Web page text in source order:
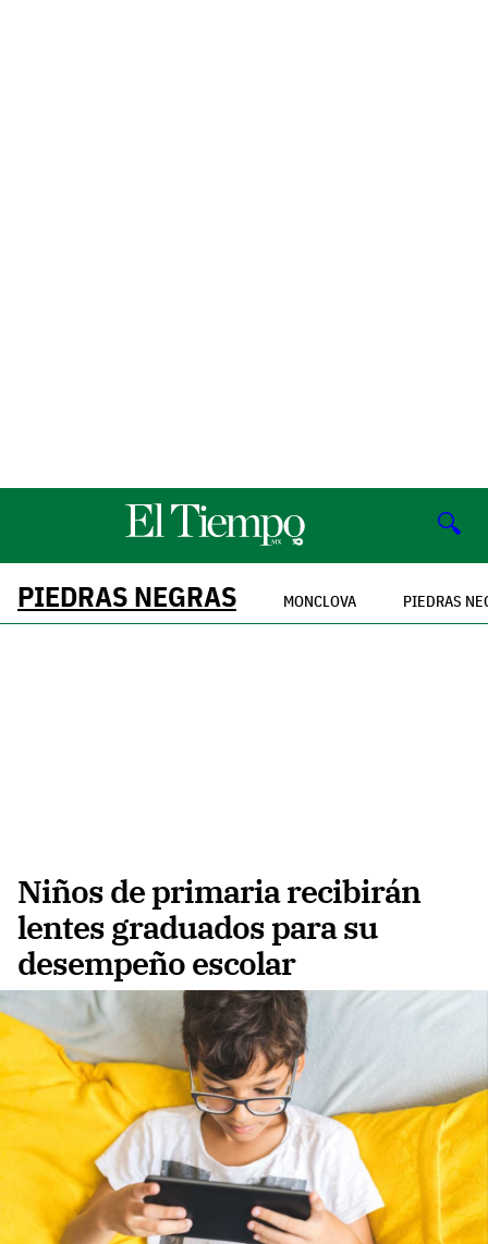
🔍
PIEDRAS NEGRAS MONCLOVA PIEDRAS
Niños de primaria recibirán
lentes graduados para su
desempeño escolar